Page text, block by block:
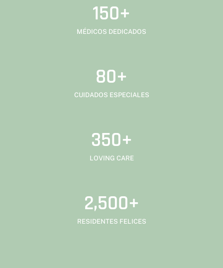
MÉDICOS DEDICADOS
150+
CUIDADOS ESPECIALES
80+
LOVING CARE
350+
RESIDENTES FELICES
2,500+